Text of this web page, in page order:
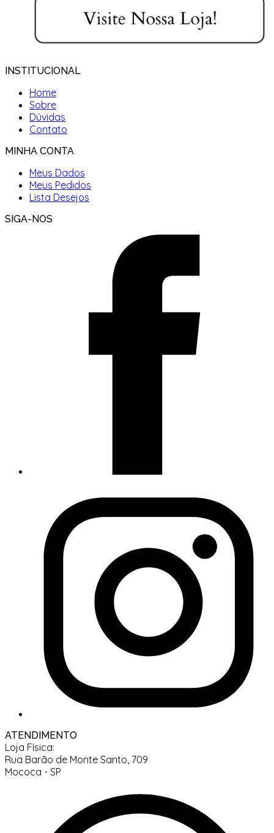
INSTITUCIONAL
Home
Sobre
Dúvidas
Contato
MINHA CONTA
Meus Dados
Meus Pedidos
Lista Desejos
SIGA-NOS
ATENDIMENTO
Loja Física:
Rua Barão de Monte Santo, 709
Mococa - SP